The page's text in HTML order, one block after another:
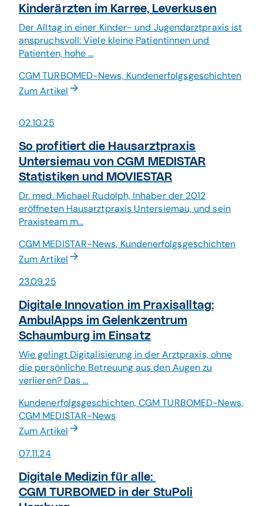
Kinderärzten im Karree, Leverkusen
Der Alltag in einer Kinder- und Jugendarztpraxis ist
anspruchsvoll: Viele kleine Patientinnen und
Patienten, hohe ...
CGM TURBOMED-News, Kundenerfolgsgeschichten
Zum Artikel
02.10.25
So profitiert die Hausarztpraxis
Untersiemau von CGM MEDISTAR
Statistiken und MOVIESTAR
Dr. med. Michael Rudolph, Inhaber der 2012
eröffneten Hausarztpraxis Untersiemau, und sein
Praxisteam m...
CGM MEDISTAR-News, Kundenerfolgsgeschichten
Zum Artikel
23.09.25
Digitale Innovation im Praxisalltag:
AmbulApps im Gelenkzentrum
Schaumburg im Einsatz
Wie gelingt Digitalisierung in der Arztpraxis, ohne
die persönliche Betreuung aus den Augen zu
verlieren? Das ...
Kundenerfolgsgeschichten, CGM TURBOMED-News,
CGM MEDISTAR-News
Zum Artikel
07.11.24
Digitale Medizin für alle:
CGM TURBOMED in der StuPoli